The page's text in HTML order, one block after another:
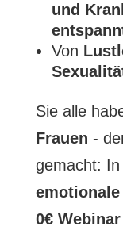
und
Von
Sie alle
Frauen -
gemacht:
0€